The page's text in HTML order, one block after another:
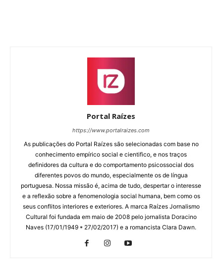
Portal Raízes
https://www.portalraizes.com
As publicações do Portal Raízes são selecionadas com base no
conhecimento empírico social e cientifico, e nos traços
definidores da cultura e do comportamento psicossocial dos
diferentes povos do mundo, especialmente os de língua
portuguesa. Nossa missão é, acima de tudo, despertar o interesse
e a reflexão sobre a fenomenologia social humana, bem como os
seus conflitos interiores e exteriores. A marca Raízes Jornalismo
Cultural foi fundada em maio de 2008 pelo jornalista Doracino
Naves (17/01/1949 * 27/02/2017) e a romancista Clara Dawn.